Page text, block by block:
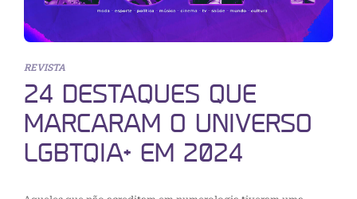
REVISTA
24 DESTAQUES QUE
MARCARAM O UNIVERSO
LGBTQIA+ EM 2024